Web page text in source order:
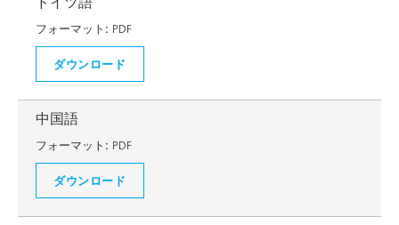
フォーマット: PDF
ダウンロード
中国語
フォーマット: PDF
ダウンロード